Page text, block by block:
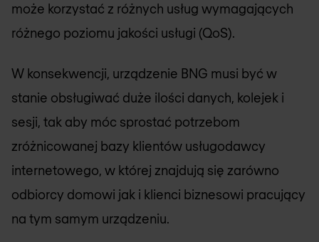
może korzystać z różnych usług wymagających
różnego poziomu jakości usługi (QoS).
W konsekwencji, urządzenie BNG musi być w
stanie obsługiwać duże ilości danych, kolejek i
sesji, tak aby móc sprostać potrzebom
zróżnicowanej bazy klientów usługodawcy
internetowego, w której znajdują się zarówno
odbiorcy domowi jak i klienci biznesowi pracujący
na tym samym urządzeniu.